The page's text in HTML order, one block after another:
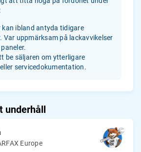
kan ibland antyda tidigare
Var uppmärksam på lackavvikelser
be säljaren om ytterligare
servicedokumentation.
underhåll
Europe